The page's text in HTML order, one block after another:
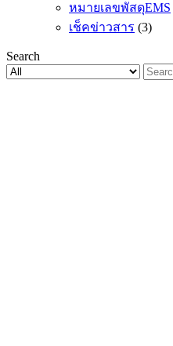
หมายเลขพัสดุEMS
เช็คข่าวสาร (3)
Search